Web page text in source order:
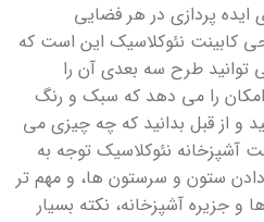
برای ایده پردازی در هر فضایی
نئوکلاسیک این است که
طرح سه بعدی آن را
امکان را می دهد که سبک و رنگ
و از قبل بدانید که چه چیزی می
آشپزخانه نئوکلاسیک توجه به
دادن ستون و سرستون ها، و مهم تر
و جزیره آشپزخانه، نکته بسیار